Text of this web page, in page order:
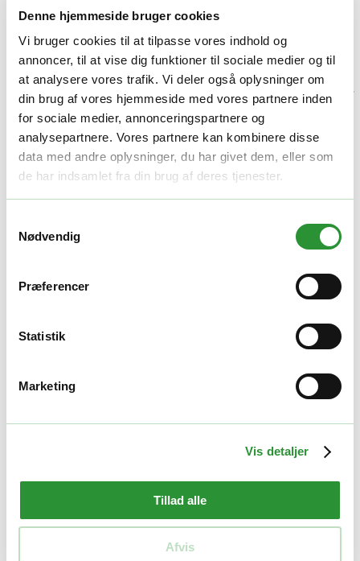
Denne hjemmeside bruger cookies
Vi bruger cookies til at tilpasse vores indhold og
annoncer, til at vise dig funktioner til sociale medier og til
at analysere vores trafik. Vi deler også oplysninger om
din brug af vores hjemmeside med vores partnere inden
for sociale medier, annonceringspartnere og
analysepartnere. Vores partnere kan kombinere disse
data med andre oplysninger, du har givet dem, eller som
de har indsamlet fra din brug af deres tjenester.
Nødvendig
Præferencer
Statistik
Marketing
Vis detaljer
Tillad alle
Afvis
Dennemotorenhed er grundstenen i EGO’s professionelle X-
serie , som gør det muligt at bruge ét kraftcenter til en lang række
forskellige redskaber.
PHX1600er en kraftigere og mere robust motorenhedend dens
lillebror
EGO PH1420E
, som er målrettet lettere haveopgaver. Hvor
PH1420Eegner sig godt til almindelig brug i villahaven, er
PHX1600 bygget til professionel drift og større haver
stiller krav til styrke og driftssikkerhed.
Hvorfor vælge PHX1600 frem for PH1420E?
Bedre egnet til krævende værktøj som
En smule tungere (ca. 3,5 kg mod PH1420E’s ca. 2,5 kg),
men med klart mere kraft
Nøglefunktioner:
selv under belastning
Kompatibel med EGO PHX-tilbehør
– Ét system, mange
✅Lang driftstid– Brug den med EGO’s 56V batterier for
– God balance og komfort ved
✅Støjsvag og miljøvenlig– Ingen emissioner, minimal
professionelle brugere og større haver
– Vandafvisende konstruktion til brug i